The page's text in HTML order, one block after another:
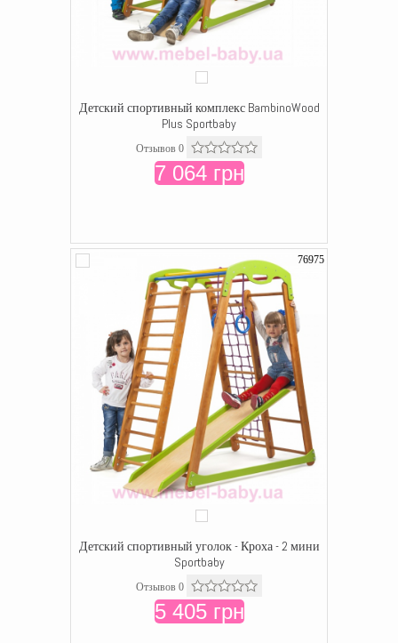
Детский спортивный комплекс BambinoWood
Plus Sportbaby
Отзывов 0
7 064 грн
76975
Детский спортивный уголок - Кроха - 2 мини
Sportbaby
Отзывов 0
5 405 грн